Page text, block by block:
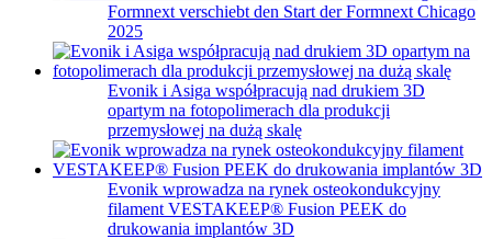
Formnext verschiebt den Start der Formnext Chicago
2025
Evonik i Asiga współpracują nad drukiem 3D
opartym na fotopolimerach dla produkcji
przemysłowej na dużą skalę
Evonik wprowadza na rynek osteokondukcyjny
filament VESTAKEEP® Fusion PEEK do
drukowania implantów 3D